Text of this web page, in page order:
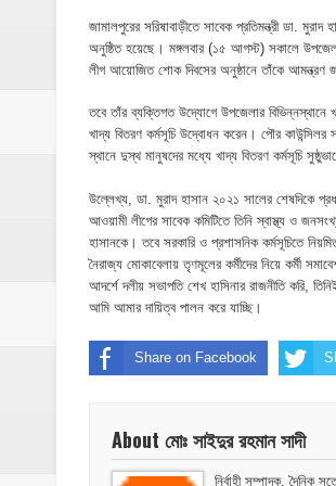
ইসলামপুরে
ঝিনাইগাতীতে
‎ইসলামপুরে
আমরা সবই করতে
ইসলামপুরে আর্থিক
ইসলামপুরে কাঁসা
ইসলামপুরে তৃতীয়
জামালপুরের সরিষাবাড়ীতে সাবেক প্রতিমন্ত্রী ডা.
অনুষ্ঠিত হয়েছে। মঙ্গলবার (১৫ আগস্ট) সকালে
লীগ আয়োজিত শোক দিবসের অনুষ্ঠানে তাঁকে আমন্ত্রণ
তবে তাঁর ব্যক্তিগত উদ্যোগে উপজেলার বিভিন্নস্থানে
খাদ্য বিতরণ কর্মসূচি উদ্বোধন করেন। পৌর
স্থানে দুস্থ মানুষদের মধ্যে খাদ্য বিতরণ কর্মসূচি
উল্লেখ্য, ডা. মুরাদ হাসান ২০২১ সালের শেষদিকে
আওয়ামী লীগের সাবেক কমিটিতে তিনি স্বাস্থ্য ও
হাসানকে। তবে সরকারি ও প্রশাসনিক কর্মসূচিতে
নৈরাজ্য মোকাবেলায় তৃণমূলের কর্মীদের নিয়ে কর্মী
আদর্শে দলীয় সভাপতি শেখ হাসিনার রাজনীতি করি,
আমি আমার দায়িত্ব পালন করে যাচ্ছি।
Share on Facebook
About মোঃ সাইদুর রহমান সাদী
নির্বাহী সম্পাদক,